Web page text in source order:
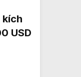
kích
USD